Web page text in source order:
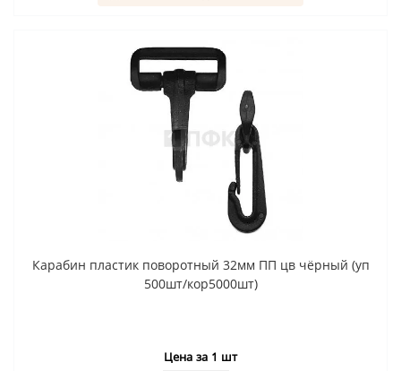
Карабин пластик поворотный 32мм ПП цв чёрный (уп
500шт/кор5000шт)
Цена за 1 шт